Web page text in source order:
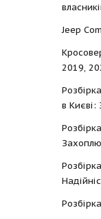
Jeep
2019,
в Києві: